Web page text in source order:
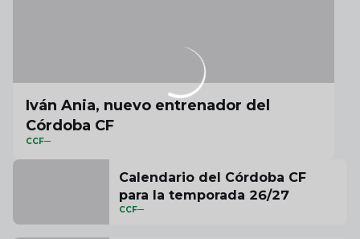
Iván Ania, nuevo entrenador del
Córdoba CF
CCF
Calendario del Córdoba CF
para la temporada 26/27
CCF